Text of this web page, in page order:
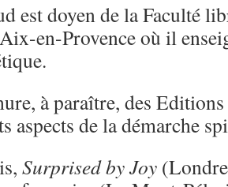
est doyen de la Faculté
en-Provence où il
à paraître, des
aspects de la démarche
Surprised by Joy